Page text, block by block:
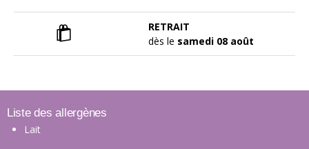
RETRAIT
dès le samedi 08 août
Liste des allergènes
Lait